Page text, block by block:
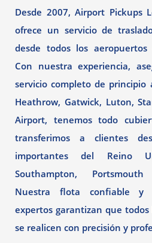
Desde 2007, Airport Pickups
ofrece un servicio de
desde todos los aeropuertos
Con nuestra experiencia,
servicio completo de principio
Heathrow, Gatwick, Luton,
Airport, tenemos todo
transferimos a clientes
importantes del Reino
Southampton,
Nuestra flota confiable y
expertos garantizan que todos
se realicen con precisión y